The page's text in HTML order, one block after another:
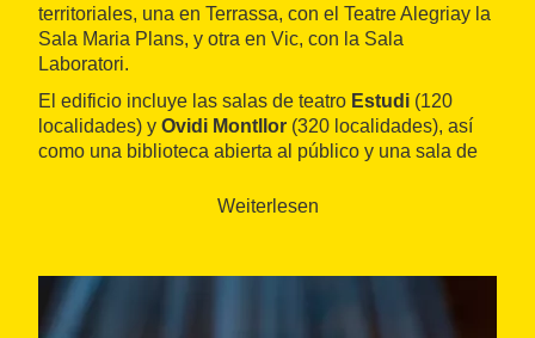
territoriales, una en Terrassa, con el Teatre Alegriay la
Sala Maria Plans, y otra en Vic, con la Sala
Laboratori.
El edificio incluye las salas de teatro Estudi (120
localidades) y Ovidi Montllor (320 localidades), así
como una biblioteca abierta al público y una sala de
Weiterlesen